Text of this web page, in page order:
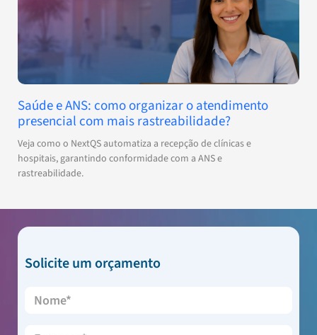
Saúde e ANS: como organizar o atendimento
presencial com mais rastreabilidade?
Veja como o NextQS automatiza a recepção de clínicas e
hospitais, garantindo conformidade com a ANS e
rastreabilidade.
Solicite um orçamento